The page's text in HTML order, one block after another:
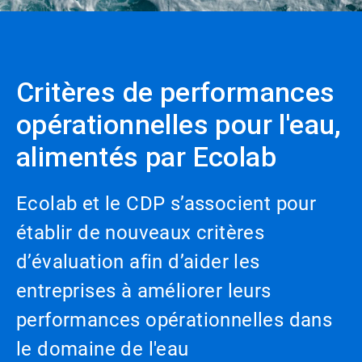
Critères de performances
opérationnelles pour l'eau,
alimentés par Ecolab
Ecolab et le CDP s’associent pour
établir de nouveaux critères
d’évaluation afin d’aider les
entreprises à améliorer leurs
performances opérationnelles dans
le domaine de l'eau